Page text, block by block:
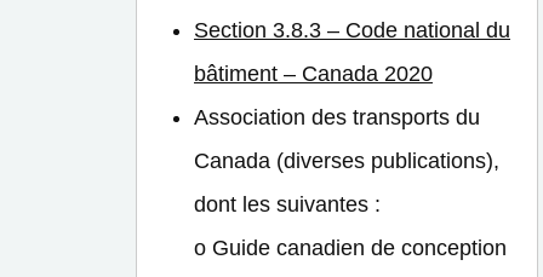
Section 3.8.3 – Code national du
bâtiment – Canada 2020
Association des transports du
Canada (diverses publications),
dont les suivantes :
o Guide canadien de conception